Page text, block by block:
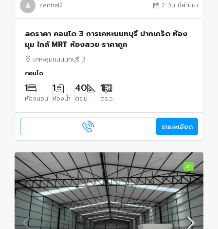
central2 2 วัน ที่ผ่านมา
ลดราคา คอนโด 3 การเคหะนนทบุรี ปากเกร็ด ห้อง
มุม ใกล้ MRT ห้องสวย ราคาถูก
เคหะชุมชนนนทบุรี 3
คอนโด
1
ห้องนอน
1
ห้องน้ำ
40
ตร.ม.
1
ตร.ว.
รายละเอียด
เช่า